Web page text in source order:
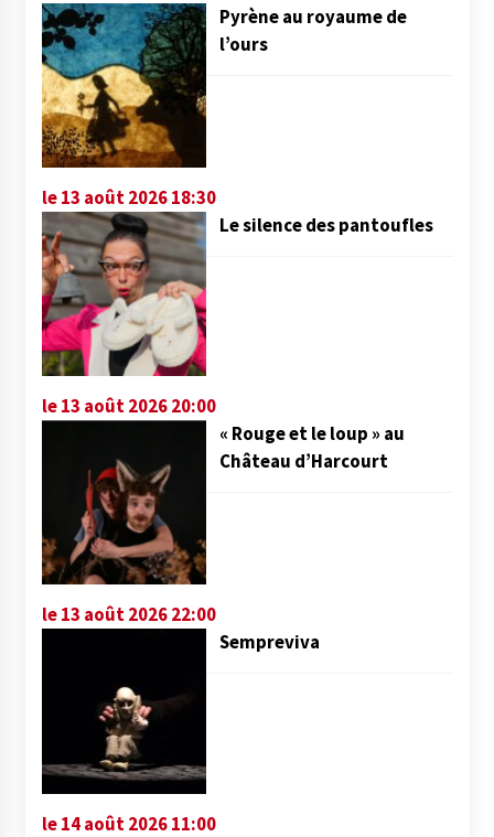
Pyrène au royaume de
l’ours
le 13 août 2026 18:30
Le silence des pantoufles
le 13 août 2026 20:00
« Rouge et le loup » au
Château d’Harcourt
le 13 août 2026 22:00
Sempreviva
le 14 août 2026 11:00